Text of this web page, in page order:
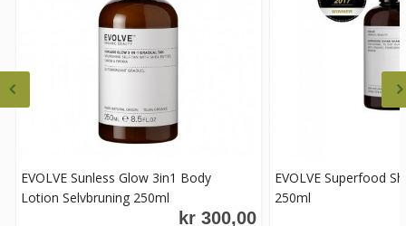
EVOLVE Sunless Glow 3in1 Body
Lotion Selvbruning 250ml
kr 300,00
EVOLVE Superfood
250ml